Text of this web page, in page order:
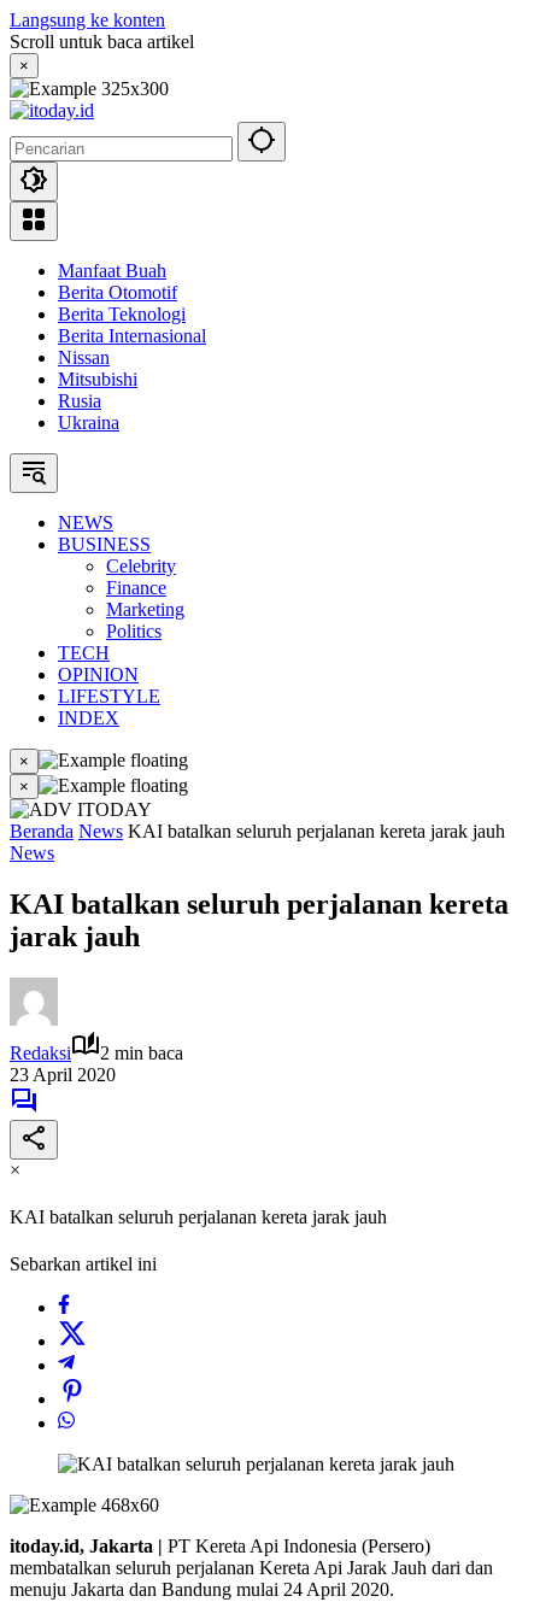
Langsung ke konten
Scroll untuk baca artikel
×
Manfaat Buah
Berita Otomotif
Berita Teknologi
Berita Internasional
Nissan
Mitsubishi
Rusia
Ukraina
NEWS
BUSINESS
Celebrity
Finance
Marketing
Politics
TECH
OPINION
LIFESTYLE
INDEX
×
×
Beranda News KAI batalkan seluruh perjalanan kereta jarak jauh
News
KAI batalkan seluruh perjalanan kereta
jarak jauh
Redaksi
2 min baca
23 April 2020
×
KAI batalkan seluruh perjalanan kereta jarak jauh
Sebarkan artikel ini
itoday.id, Jakarta | PT Kereta Api Indonesia (Persero)
membatalkan seluruh perjalanan Kereta Api Jarak Jauh dari dan
menuju Jakarta dan Bandung mulai 24 April 2020.